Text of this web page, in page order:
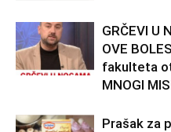
GRČEVI U
OVE
fakulteta
MNOGI
Prašak za